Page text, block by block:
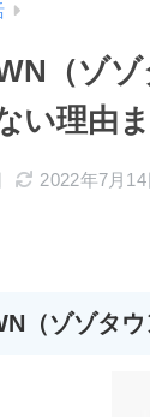
（ゾ
い理由
2022年7月14
（ゾゾタ